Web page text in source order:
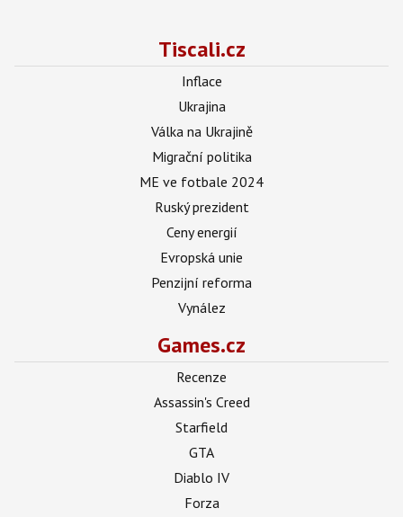
Tiscali.cz
Inflace
Ukrajina
Válka na Ukrajině
Migrační politika
ME ve fotbale 2024
Ruský prezident
Ceny energií
Evropská unie
Penzijní reforma
Vynález
Games.cz
Recenze
Assassin's Creed
Starfield
GTA
Diablo IV
Forza